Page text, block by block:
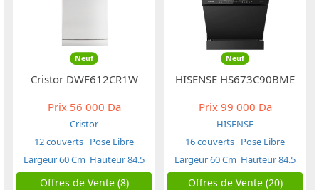
Neuf
Cristor DWF612CR1W
Prix56 000 Da
Cristor
12 couverts Pose Libre
Largeur 60 Cm Hauteur 84.5
Cm
Offres de Vente (8)
Neuf
HISENSE HS673C90BME
Prix99 000 Da
HISENSE
16 couverts Pose Libre
Largeur 60 Cm Hauteur 84.5
Cm
Offres de Vente (20)